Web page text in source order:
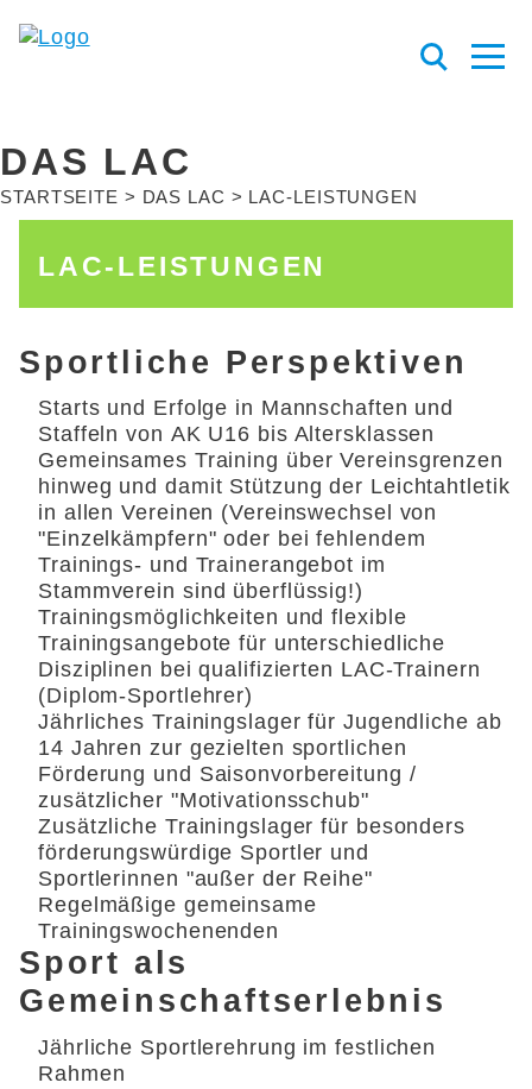
DAS LAC
STARTSEITE DAS LAC LAC-LEISTUNGEN
LAC-LEISTUNGEN
Sportliche Perspektiven
Starts und Erfolge in Mannschaften und
Staffeln von AK U16 bis Altersklassen
Gemeinsames Training über Vereinsgrenzen
hinweg und damit Stützung der Leichtahtletik
in allen Vereinen (Vereinswechsel von
"Einzelkämpfern" oder bei fehlendem
Trainings- und Trainerangebot im
Stammverein sind überflüssig!)
Trainingsmöglichkeiten und flexible
Trainingsangebote für unterschiedliche
Disziplinen bei qualifizierten LAC-Trainern
(Diplom-Sportlehrer)
Jährliches Trainingslager für Jugendliche ab
14 Jahren zur gezielten sportlichen
Förderung und Saisonvorbereitung /
zusätzlicher "Motivationsschub"
Zusätzliche Trainingslager für besonders
förderungswürdige Sportler und
Sportlerinnen "außer der Reihe"
Regelmäßige gemeinsame
Trainingswochenenden
Sport als
Gemeinschaftserlebnis
Jährliche Sportlerehrung im festlichen
Rahmen